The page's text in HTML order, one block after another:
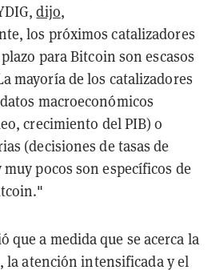
dijo,
los próximos catalizadores
para Bitcoin son escasos
mayoría de los catalizadores
macroeconómicos
crecimiento del PIB) o
(decisiones de tasas de
pocos son específicos de
que a medida que se acerca la
la atención intensificada y el